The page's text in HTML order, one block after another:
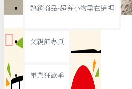
銅板精選
熱銷商品-超夯小物盡在這裡
父親節專頁
畢業狂歡季